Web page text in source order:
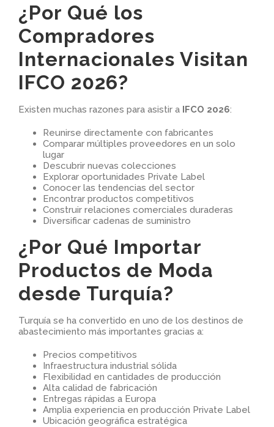
¿Por Qué los
Compradores
Internacionales Visitan
IFCO 2026?
Existen muchas razones para asistir a IFCO 2026:
Reunirse directamente con fabricantes
Comparar múltiples proveedores en un solo
lugar
Descubrir nuevas colecciones
Explorar oportunidades Private Label
Conocer las tendencias del sector
Encontrar productos competitivos
Construir relaciones comerciales duraderas
Diversificar cadenas de suministro
¿Por Qué Importar
Productos de Moda
desde Turquía?
Turquía se ha convertido en uno de los destinos de
abastecimiento más importantes gracias a:
Precios competitivos
Infraestructura industrial sólida
Flexibilidad en cantidades de producción
Alta calidad de fabricación
Entregas rápidas a Europa
Amplia experiencia en producción Private Label
Ubicación geográfica estratégica